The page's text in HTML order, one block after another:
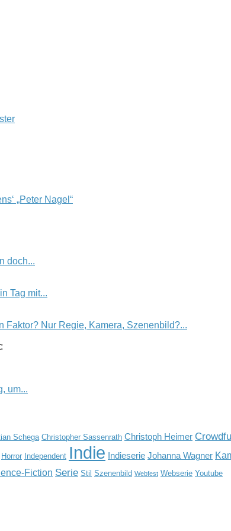
„Peter Nagel“
doch...
Tag mit...
Faktor? Nur Regie, Kamera, Szenenbild?...
um...
Schega Christopher Sassenrath Christoph Heimer
Horror Independent Indie Indieserie Johanna Wagner
Fiction Serie Stil Szenenbild Webfest Webserie Youtube